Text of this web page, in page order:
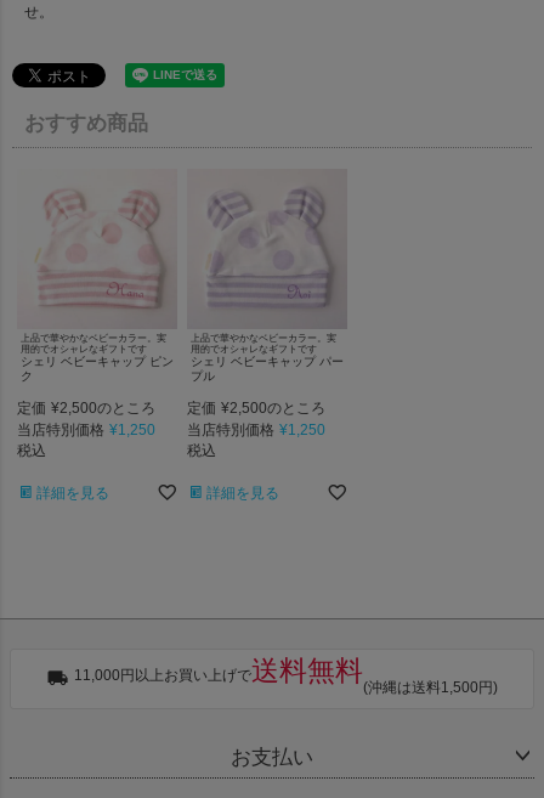
せ。
おすすめ商品
上品で華やかなベビーカラー。実
用的でオシャレなギフトです
シェリ ベビーキャップ ピン
ク
定価 ¥2,500のところ
当店特別価格 ¥1,250
税込
詳細を見る
上品で華やかなベビーカラー。実
用的でオシャレなギフトです
シェリ ベビーキャップ パー
プル
定価 ¥2,500のところ
当店特別価格 ¥1,250
税込
詳細を見る
11,000円以上お買い上げで送料無料
(沖縄は送料1,500円)
お支払い